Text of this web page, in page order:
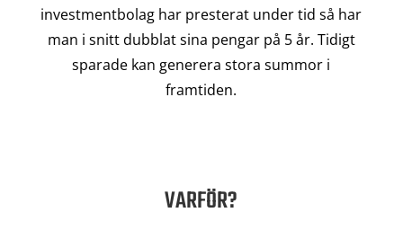
investmentbolag har presterat under tid så har
man i snitt dubblat sina pengar på 5 år. Tidigt
sparade kan generera stora summor i
framtiden.
VARFÖR?